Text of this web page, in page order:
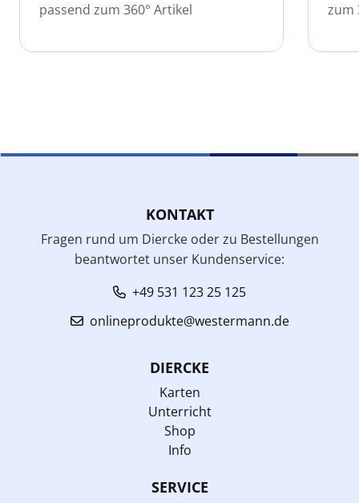
passend zum 360° Artikel
zum
KONTAKT
Fragen rund um Diercke oder zu Bestellungen
beantwortet unser Kundenservice:
+49 531 123 25 125
onlineprodukte@westermann.de
DIERCKE
Karten
Unterricht
Shop
Info
SERVICE